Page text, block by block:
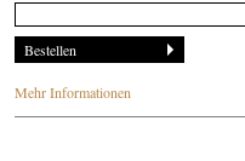
Mehr Informationen